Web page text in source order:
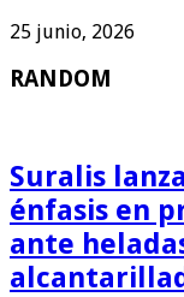
25 junio, 2026
RANDOM
Suralis
énfasis en
ante